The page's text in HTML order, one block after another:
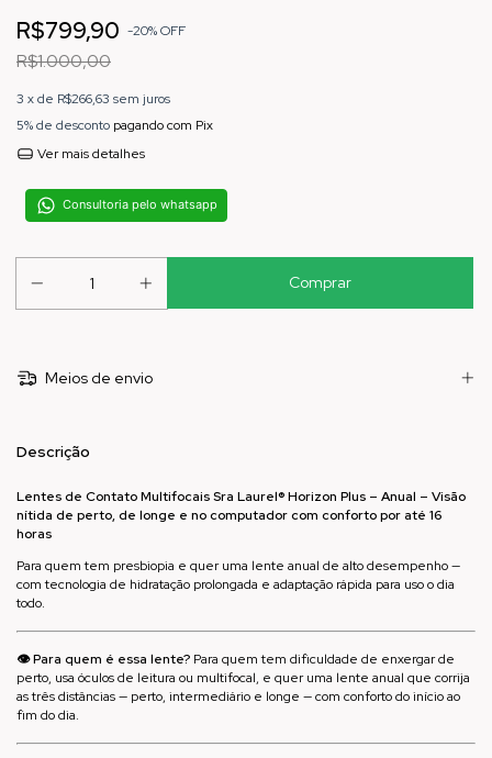
R$799,90 -20%OFF
R$1.000,00
3 x de R$266,63 sem juros
5% de desconto pagando com Pix
Ver mais detalhes
Consultoria pelo whatsapp
Meios de envio
Descrição
Lentes de Contato Multifocais Sra Laurel® Horizon Plus – Anual – Visão
nítida de perto, de longe e no computador com conforto por até 16
horas
Para quem tem presbiopia e quer uma lente anual de alto desempenho —
com tecnologia de hidratação prolongada e adaptação rápida para uso o dia
todo.
👁️ Para quem é essa lente? Para quem tem dificuldade de enxergar de
perto, usa óculos de leitura ou multifocal, e quer uma lente anual que corrija
as três distâncias — perto, intermediário e longe — com conforto do início ao
fim do dia.